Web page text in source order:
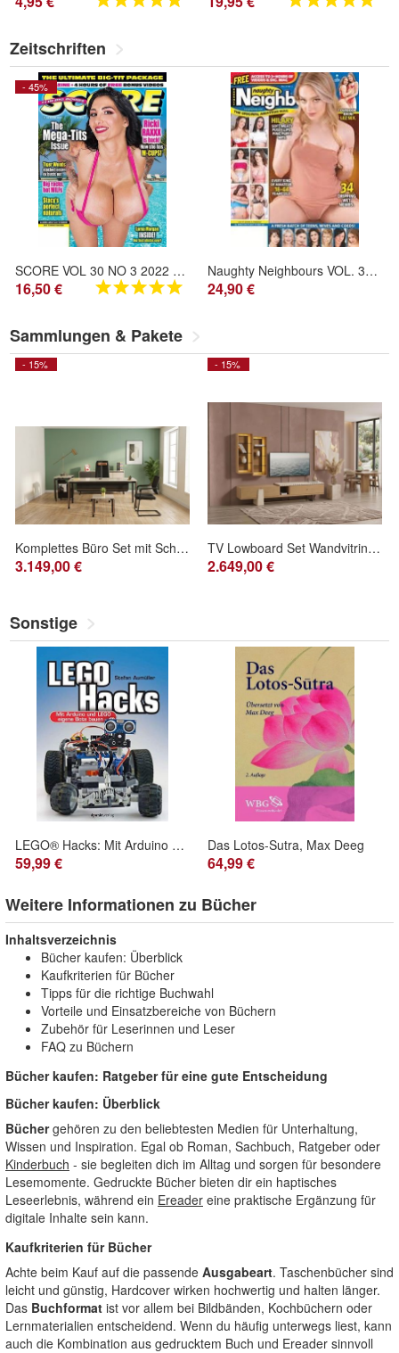
Zeitschriften
- 45%
SCORE VOL 30 NO 3 2022 US Lager 20
16,50 €
Naughty Neighbours VOL. 31 NO.3 (inkl. DVD) 2026 US holland
24,90 €
Sammlungen & Pakete
- 15%
Komplettes Büro Set mit Schreibtisch Sideboard Kommode Couchtisch
3.149,00 €
- 15%
TV Lowboard Set Wandvitrine Modern Beige Edel Luxus Wohnwand Design
2.649,00 €
Sonstige
LEGO® Hacks: Mit Arduino und LEGO eigene Bots bauen
59,99 €
Das Lotos-Sutra, Max Deeg
64,99 €
Weitere Informationen zu Bücher
Inhaltsverzeichnis
Bücher kaufen: Überblick
Kaufkriterien für Bücher
Tipps für die richtige Buchwahl
Vorteile und Einsatzbereiche von Büchern
Zubehör für Leserinnen und Leser
FAQ zu Büchern
Bücher kaufen: Ratgeber für eine gute Entscheidung
Bücher kaufen: Überblick
Büchergehören zu den beliebtesten Medien für Unterhaltung,
Wissen und Inspiration. Egal ob Roman, Sachbuch, Ratgeber oder
Kinderbuch - sie begleiten dich im Alltag und sorgen für besondere
Lesemomente. Gedruckte Bücher bieten dir ein haptisches
Leseerlebnis, während ein Ereader eine praktische Ergänzung für
digitale Inhalte sein kann.
Kaufkriterien für Bücher
Achte beim Kauf auf die passende Ausgabeart. Taschenbücher sind
leicht und günstig, Hardcover wirken hochwertig und halten länger.
Das Buchformat ist vor allem bei Bildbänden, Kochbüchern oder
Lernmaterialien entscheidend. Wenn du häufig unterwegs liest, kann
auch die Kombination aus gedrucktem Buch und Ereader sinnvoll